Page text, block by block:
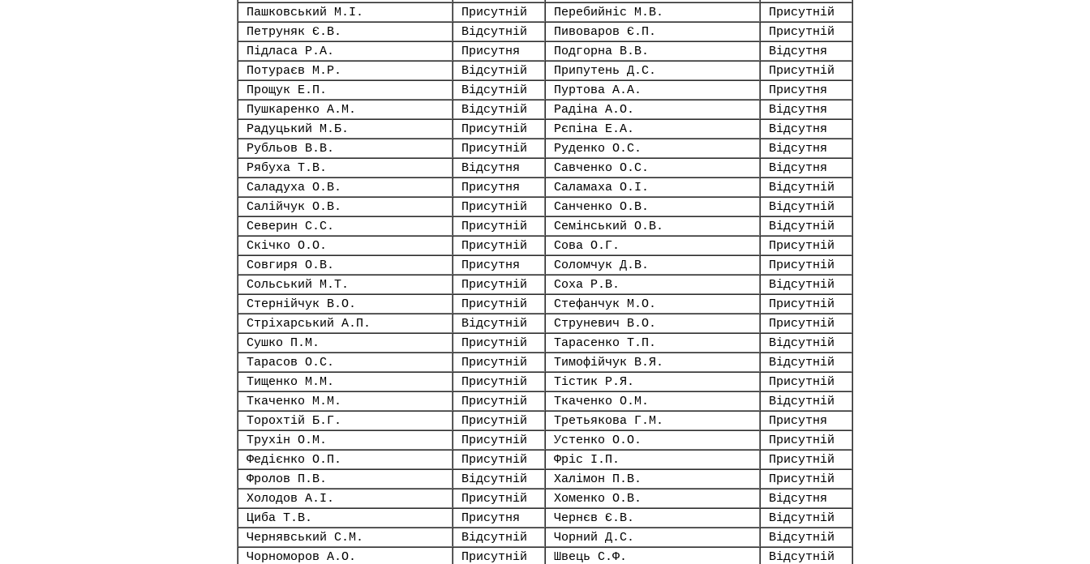
Пашковський М.І.
Присутній Перебийніс М.В.
Присутній
Петруняк Є.В.
Відсутній Пивоваров Є.П.
Присутній
Підласа Р.А.
Присутня Подгорна В.В.
Відсутня
Потураєв М.Р.
Відсутній Припутень Д.С.
Присутній
Прощук Е.П.
Відсутній Пуртова А.А.
Присутня
Пушкаренко А.М.
Відсутній Радіна А.О.
Відсутня
Радуцький М.Б.
Присутній Рєпіна Е.А.
Відсутня
Рубльов В.В.
Присутній Руденко О.С.
Відсутня
Рябуха Т.В.
Відсутня Савченко О.С.
Відсутня
Саладуха О.В.
Присутня Саламаха О.І.
Відсутній
Салійчук О.В.
Присутній Санченко О.В.
Відсутній
Северин С.С.
Присутній Семінський О.В.
Відсутній
Скічко О.О.
Присутній Сова О.Г.
Присутній
Совгиря О.В.
Присутня Соломчук Д.В.
Присутній
Сольський М.Т.
Присутній Соха Р.В.
Відсутній
Стернійчук В.О.
Присутній Стефанчук М.О.
Присутній
Стріхарський А.П.
Відсутній Струневич В.О.
Присутній
Сушко П.М.
Присутній Тарасенко Т.П.
Відсутній
Тарасов О.С.
Присутній Тимофійчук В.Я.
Відсутній
Тищенко М.М.
Присутній Тістик Р.Я.
Присутній
Ткаченко М.М.
Присутній Ткаченко О.М.
Відсутній
Торохтій Б.Г.
Присутній Третьякова Г.М.
Присутня
Трухін О.М.
Присутній Устенко О.О.
Присутній
Федієнко О.П.
Присутній Фріс І.П.
Присутній
Фролов П.В.
Відсутній Халімон П.В.
Присутній
Холодов А.І.
Присутній Хоменко О.В.
Відсутня
Циба Т.В.
Присутня Чернєв Є.В.
Відсутній
Чернявський С.М.
Відсутній Чорний Д.С.
Відсутній
Чорноморов А.О.
Присутній Швець С.Ф.
Відсутній